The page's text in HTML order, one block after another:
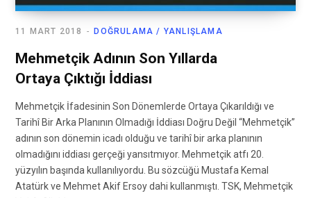
DOĞRULAMA / YANLIŞLAMA
11 MART 2018
Mehmetçik Adının Son Yıllarda
Ortaya Çıktığı İddiası
Mehmetçik İfadesinin Son Dönemlerde Ortaya Çıkarıldığı ve
Tarihî Bir Arka Planının Olmadığı İddiası Doğru Değil “Mehmetçik”
adının son dönemin icadı olduğu ve tarihî bir arka planının
olmadığını iddiası gerçeği yansıtmıyor. Mehmetçik atfı 20.
yüzyılın başında kullanılıyordu. Bu sözcüğü Mustafa Kemal
Atatürk ve Mehmet Akif Ersoy dahi kullanmıştı. TSK, Mehmetçik